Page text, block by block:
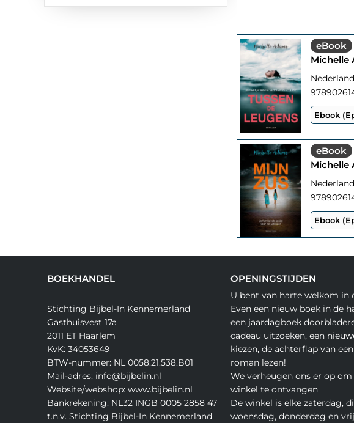
eBook
Michelle
Ebook
eBook
Michelle
Ebook
BOEKHANDEL
Stichting Bijbel-In Kennemerland
Gasthuisvest 17a
2011 ET Haarlem
KvK: 34053649
BTW-nummer: NL 0058.21.538.B01
Mail-adres: info@bijbelin.nl
Website/webshop: www.bijbelin.nl
Bankrekening: NL32 INGB 0005 2858 47
t.n.v. Stichting Bijbel-In Kennemerland
OPENINGSTIJDEN
U bent van harte welkom in
Even een nieuw boek in de
een jaardagboek
cadeau uitzoeken, een
kiezen, de achterflap van
roman lezen!
We verheugen ons er op
winkel te ontvangen
De winkel is elke zaterdag,
woensdag, donderdag en